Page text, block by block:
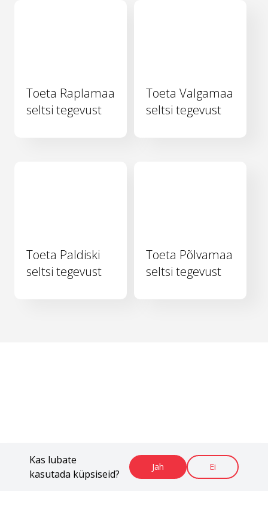
Kas lubate
kasutada küpsiseid?
Jah Ei
Toeta Raplamaa
seltsi tegevust
Toeta Valgamaa
seltsi tegevust
Toeta Paldiski
seltsi tegevust
Toeta Põlvamaa
seltsi tegevust